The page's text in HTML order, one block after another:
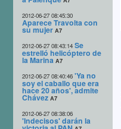
2012-06-27 08:45:30
Aparece Travolta con
su mujer A7
2012-06-27 08:43:14 Se
estrelló helicóptero de
la Marina A7
2012-06-27 08:40:46 'Ya no
soy el caballo que era
hace 20 años', admite
Chávez A7
2012-06-27 08:38:06
'Indecisos' darán la